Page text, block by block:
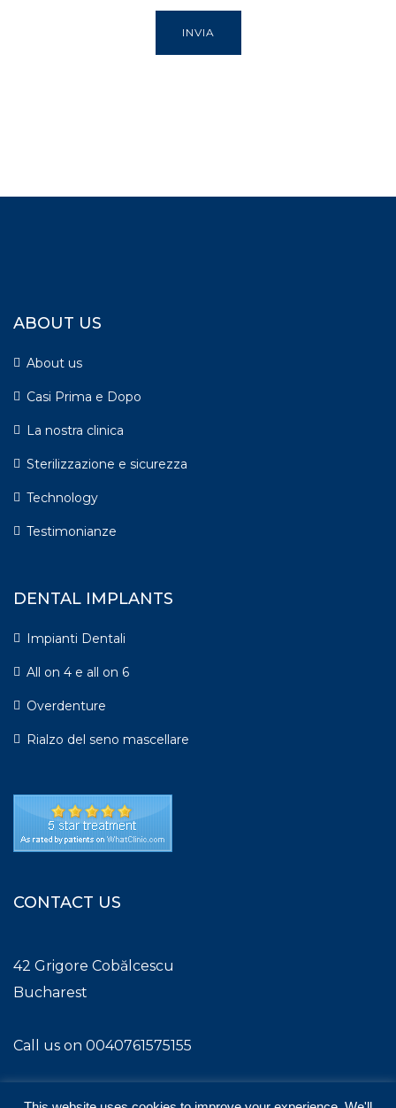
ABOUT US
About us
Casi Prima e Dopo
La nostra clinica
Sterilizzazione e sicurezza
Technology
Testimonianze
DENTAL IMPLANTS
Impianti Dentali
All on 4 e all on 6
Overdenture
Rialzo del seno mascellare
CONTACT US
42 Grigore Cobălcescu
Bucharest
Call us on 0040761575155